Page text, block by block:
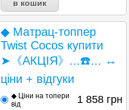
◆ Матрац-топпер
Twist Cocos купити
➤《АКЦІЯ》...☎️... ↔
ціни + відгуки
◆ Ціни на топери
від
1 858 грн